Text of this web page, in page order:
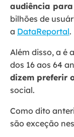
audiência
bilhões de
a DataReportal.
Além disso, a é
dos 16 aos 64
dizem preferir
social.
Como dito
são exceção